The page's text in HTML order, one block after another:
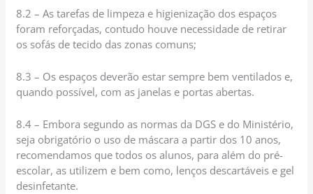
8.2 – As tarefas de limpeza e higienização dos espaços
foram reforçadas, contudo houve necessidade de retirar
os sofás de tecido das zonas comuns;
8.3 – Os espaços deverão estar sempre bem ventilados e,
quando possível, com as janelas e portas abertas.
8.4 – Embora segundo as normas da DGS e do Ministério,
seja obrigatório o uso de máscara a partir dos 10 anos,
recomendamos que todos os alunos, para além do pré-
escolar, as utilizem e bem como, lenços descartáveis e gel
desinfetante.